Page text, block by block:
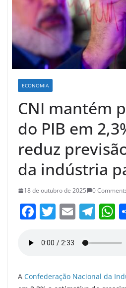
ECONOMIA
CNI mantém
do PIB em
reduz
da indústria
18 de outubro de 2025 0
F
c
b
T
itt
E
ai
T
e
a
at
A
A Confederação Nacional da